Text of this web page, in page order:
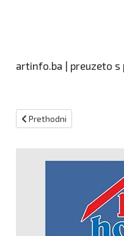
artinfo.ba | preuzeto
Prethodni članak: 5
Prethodni